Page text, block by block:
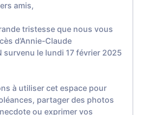
amis,
tristesse que nous vous
d’Annie-Claude
survenu le lundi 17 février 2025
à utiliser cet espace pour
partager des photos
ou exprimer vos